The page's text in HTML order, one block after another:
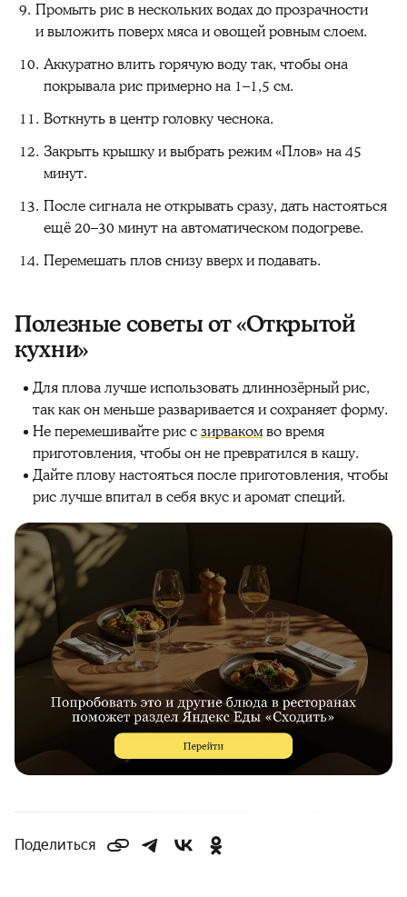
Промыть рис в нескольких водах до прозрачности
и выложить поверх мяса и овощей ровным слоем.
Аккуратно влить горячую воду так, чтобы она
покрывала рис примерно на 1–1,5 см.
Воткнуть в центр головку чеснока.
Закрыть крышку и выбрать режим «Плов» на 45
минут.
После сигнала не открывать сразу, дать настояться
ещё 20–30 минут на автоматическом подогреве.
Перемешать плов снизу вверх и подавать.
Полезные советы от «Открытой
кухни»
Для плова лучше использовать длиннозёрный рис,
так как он меньше разваривается и сохраняет форму.
Не перемешивайте рис сзирвакомво время
приготовления, чтобы он не превратился в кашу.
Дайте плову настояться после приготовления, чтобы
рис лучше впитал в себя вкус и аромат специй.
Поделиться